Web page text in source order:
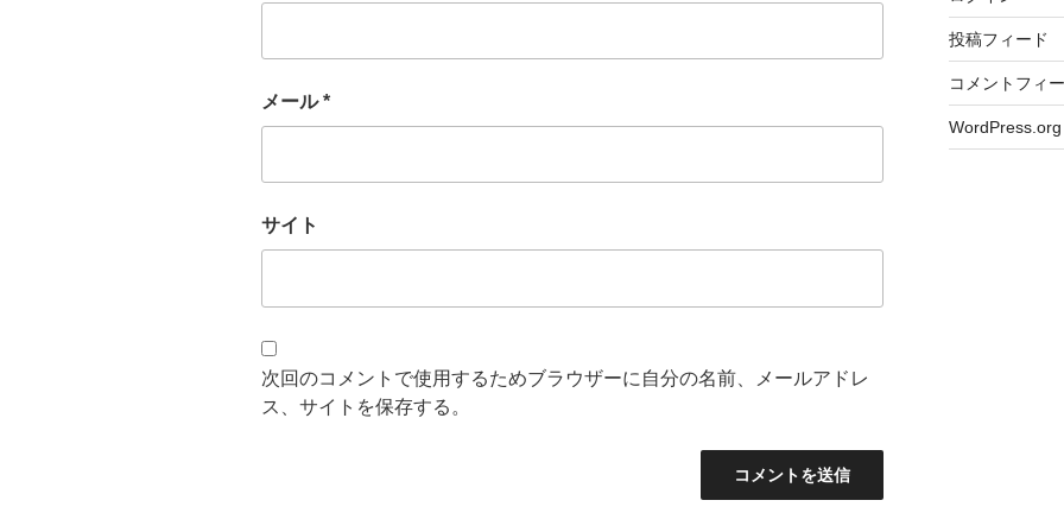
メール*
サイト
次回のコメントで使用するためブラウザーに自分の名前、メールアドレ
ス、サイトを保存する。
投稿フィード
コメントフィ
WordPress.org